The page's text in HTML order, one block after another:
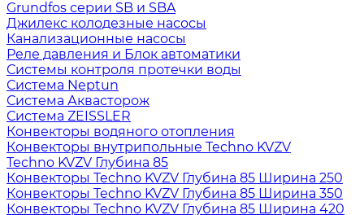
Grundfos серии SB и SBA
Джилекс колодезные насосы
Канализационные насосы
Реле давления и Блок автоматики
Системы контроля протечки воды
Система Neptun
Система Аквасторож
Система ZEISSLER
Конвекторы водяного отопления
Конвекторы внутрипольные Techno KVZV
Techno KVZV Глубина 85
Конвекторы Techno KVZV Глубина 85 Ширина 250
Конвекторы Techno KVZV Глубина 85 Ширина 350
Конвекторы Techno KVZV Глубина 85 Ширина 420